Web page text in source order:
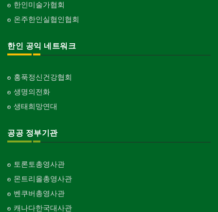
한인미술가협회
온주한인실협인협회
한인 공익 네트워크
홍푹정신건강협회
생명의전화
생태희망연대
공공 정부기관
토론토총영사관
몬트리올총영사관
벤쿠버총영사관
캐나다한국대사관